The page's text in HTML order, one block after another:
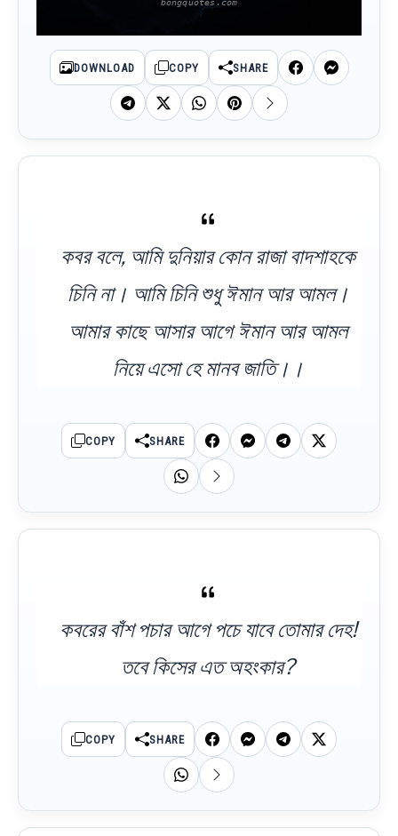
DOWNLOAD COPY SHARE
কবর বলে, আমি দুনিয়ার কোন রাজা বাদশাহকে
চিনি না। আমি চিনি শুধু ঈমান আর আমল।
আমার কাছে আসার আগে ঈমান আর আমল
নিয়ে এসো হে মানব জাতি।।
COPY SHARE
কবরের বাঁশ পচার আগে পচে যাবে তোমার দেহ!
তবে কিসের এত অহংকার?
COPY SHARE